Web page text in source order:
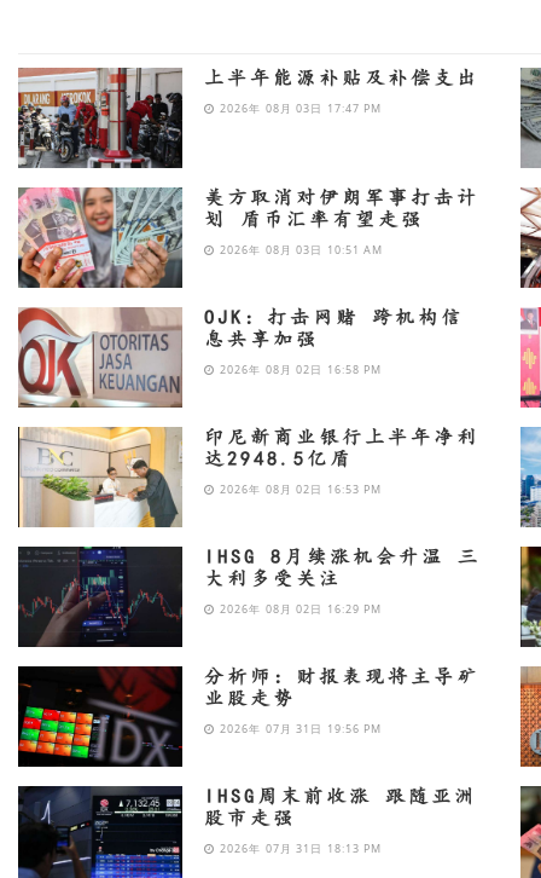
上半年能源补贴及补偿支出
2026年 08月 03日 17:47 PM
美方取消对伊朗军事打击计
划 盾币汇率有望走强
2026年 08月 03日 10:51 AM
OJK：打击网赌 跨机构信
息共享加强
2026年 08月 02日 16:58 PM
印尼新商业银行上半年净利
达2948.5亿盾
2026年 08月 02日 16:53 PM
IHSG 8月续涨机会升温 三
大利多受关注
2026年 08月 02日 16:29 PM
分析师：财报表现将主导矿
业股走势
2026年 07月 31日 19:56 PM
IHSG周末前收涨 跟随亚洲
股市走强
2026年 07月 31日 18:13 PM